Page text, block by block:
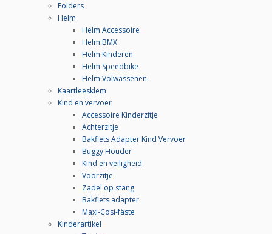
Folders
Helm
Helm Accessoire
Helm BMX
Helm Kinderen
Helm Speedbike
Helm Volwassenen
Kaartleesklem
Kind en vervoer
Accessoire Kinderzitje
Achterzitje
Bakfiets Adapter Kind Vervoer
Buggy Houder
Kind en veiligheid
Voorzitje
Zadel op stang
Bakfiets adapter
Maxi-Cosi-fäste
Kinderartikel